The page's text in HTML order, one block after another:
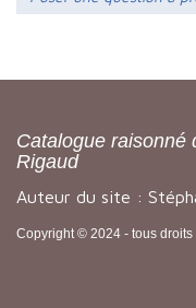
Catalogue
Rigaud
Auteur du site :
Copyright © 2024 - tous droits